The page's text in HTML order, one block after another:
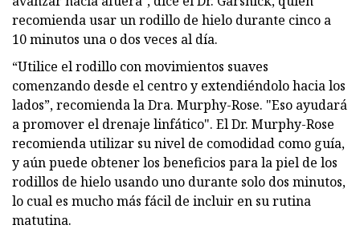
recomienda usar un rodillo de hielo durante cinco a
10 minutos una o dos veces al día.
“Utilice el rodillo con movimientos suaves
comenzando desde el centro y extendiéndolo hacia los
lados”, recomienda la Dra. Murphy-Rose. "Eso ayudará
a promover el drenaje linfático". El Dr. Murphy-Rose
recomienda utilizar su nivel de comodidad como guía,
y aún puede obtener los beneficios para la piel de los
rodillos de hielo usando uno durante solo dos minutos,
lo cual es mucho más fácil de incluir en su rutina
matutina.